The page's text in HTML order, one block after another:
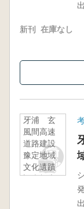
新刊 在庫なし
牙浦 玄
風間高速
道路建設
豫定地域
文化遺蹟
調査報告